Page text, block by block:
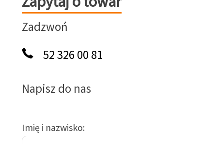
Zadzwoń
52 326 00 81
Napisz do nas
Imię i nazwisko